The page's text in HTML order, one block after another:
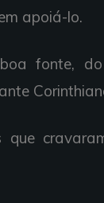
apoiá-lo.
fonte,
que